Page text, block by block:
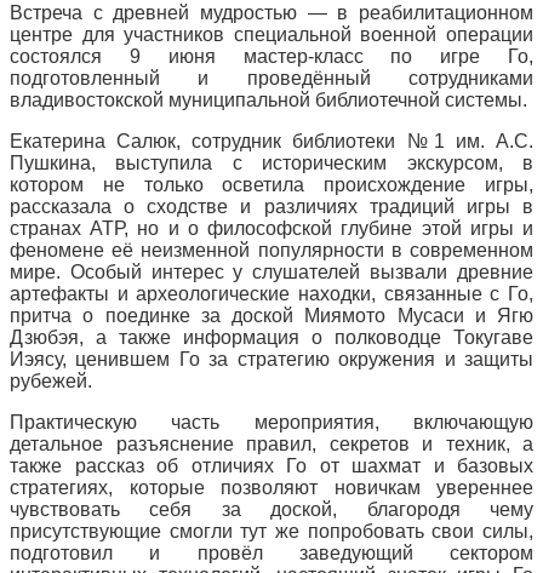
Встреча с древней мудростью — в реабилитационном
центре для участников специальной военной операции
состоялся 9 июня мастер-класс по игре Го,
подготовленный и проведённый сотрудниками
владивостокской муниципальной библиотечной системы.
Екатерина Салюк, сотрудник библиотеки №1 им. А.С.
Пушкина, выступила с историческим экскурсом, в
котором не только осветила происхождение игры,
рассказала о сходстве и различиях традиций игры в
странах АТР, но и о философской глубине этой игры и
феномене её неизменной популярности в современном
мире. Особый интерес у слушателей вызвали древние
артефакты и археологические находки, связанные с Го,
притча о поединке за доской Миямото Мусаси и Ягю
Дзюбэя, а также информация о полководце Токугаве
Иэясу, ценившем Го за стратегию окружения и защиты
рубежей.
Практическую часть мероприятия, включающую
детальное разъяснение правил, секретов и техник, а
также рассказ об отличиях Го от шахмат и базовых
стратегиях, которые позволяют новичкам увереннее
чувствовать себя за доской, благородя чему
присутствующие смогли тут же попробовать свои силы,
подготовил и провёл заведующий сектором